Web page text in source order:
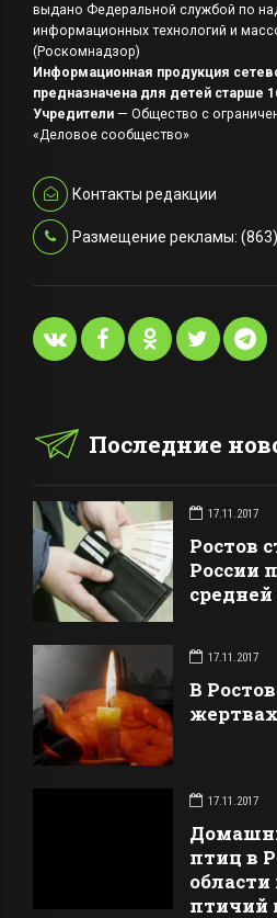
выдано Федеральной службой по
информационных технологий и
(Роскомнадзор)
Информационная продукция
предназначена для детей старше
Учредители — Общество с
«Деловое сообщество»
Контакты редакции
Размещение рекламы:
Последние
17.11.2017
Ростов
России
17.11.2017
В
17.11.2017
птиц в
птичий